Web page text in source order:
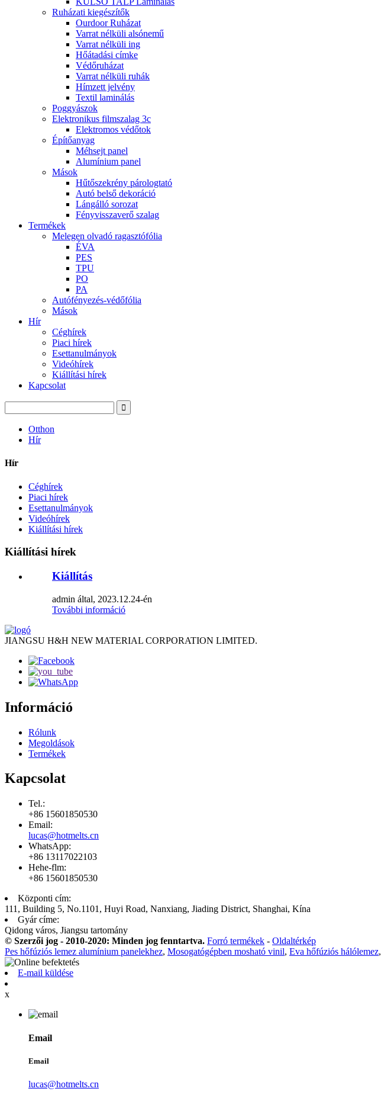
Ruházati kiegészítők
Ourdoor Ruházat
Varrat nélküli alsónemű
Varrat nélküli ing
Hőátadási címke
Védőruházat
Varrat nélküli ruhák
Hímzett jelvény
Textil laminálás
Poggyászok
Elektronikus filmszalag 3c
Elektromos védőtok
Építőanyag
Méhsejt panel
Alumínium panel
Mások
Hűtőszekrény párologtató
Autó belső dekoráció
Lángálló sorozat
Fényvisszaverő szalag
Termékek
Melegen olvadó ragasztófólia
ÉVA
PES
TPU
PO
PA
Autófényezés-védőfólia
Mások
Hír
Céghírek
Piaci hírek
Esettanulmányok
Videóhírek
Kiállítási hírek
Kapcsolat
Otthon
Hír
Hír
Céghírek
Piaci hírek
Esettanulmányok
Videóhírek
Kiállítási hírek
Kiállítási hírek
Kiállítás
admin által, 2023.12.24-én
További információ
JIANGSU H&H NEW MATERIAL CORPORATION LIMITED.
Információ
Rólunk
Megoldások
Termékek
Kapcsolat
Tel.:
+86 15601850530
Email:
lucas@hotmelts.cn
WhatsApp:
+86 13117022103
Hehe-flm:
+86 15601850530
Központi cím:
111, Building 5, No.1101, Huyi Road, Nanxiang, Jiading District, Shanghai, Kína
Gyár címe:
Qidong város, Jiangsu tartomány
© Szerzői jog - 2010-2020: Minden jog fenntartva. Forró termékek - Oldaltérkép
Pes hőfúziós lemez alumínium panelekhez, Mosogatógépben mosható vinil, Eva hőfúziós hálólemez,
E-mail küldése
x
Email
Email
lucas@hotmelts.cn